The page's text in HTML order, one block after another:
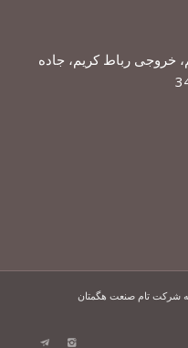
تهران-قم، خروجی رباط کریم، جاده
شرکت تام صنعت هگمتان